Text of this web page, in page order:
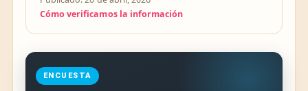
Cómo verificamos la información
ENCUESTA